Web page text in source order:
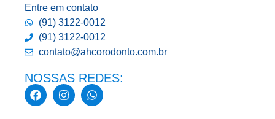
Entre em contato
(91) 3122-0012
(91) 3122-0012
contato@ahcorodonto.com.br
NOSSAS REDES: